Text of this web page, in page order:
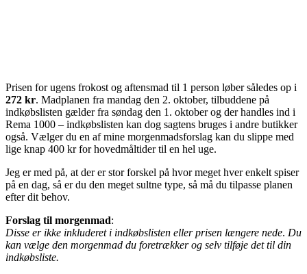
Prisen for ugens frokost og aftensmad til 1 person løber således op i
272 kr. Madplanen fra mandag den 2. oktober, tilbuddene på
indkøbslisten gælder fra søndag den 1. oktober og der handles ind i
Rema 1000 – indkøbslisten kan dog sagtens bruges i andre butikker
også. Vælger du en af mine morgenmadsforslag kan du slippe med
lige knap 400 kr for hovedmåltider til en hel uge.
Jeg er med på, at der er stor forskel på hvor meget hver enkelt spiser
på en dag, så er du den meget sultne type, så må du tilpasse planen
efter dit behov.
Forslag til morgenmad:
Disse er ikke inkluderet i indkøbslisten eller prisen længere nede. Du
kan vælge den morgenmad du foretrækker og selv tilføje det til din
indkøbsliste.